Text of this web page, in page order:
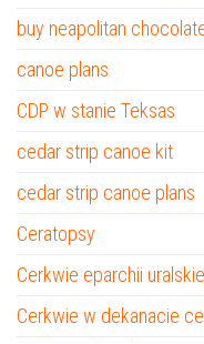
buy neapolitan
canoe plans
CDP w stanie Teksas
cedar strip canoe kit
cedar strip canoe plans
Ceratopsy
Cerkwie eparchii
Cerkwie w dekanacie